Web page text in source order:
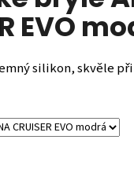
EVO
silikon, skvěle